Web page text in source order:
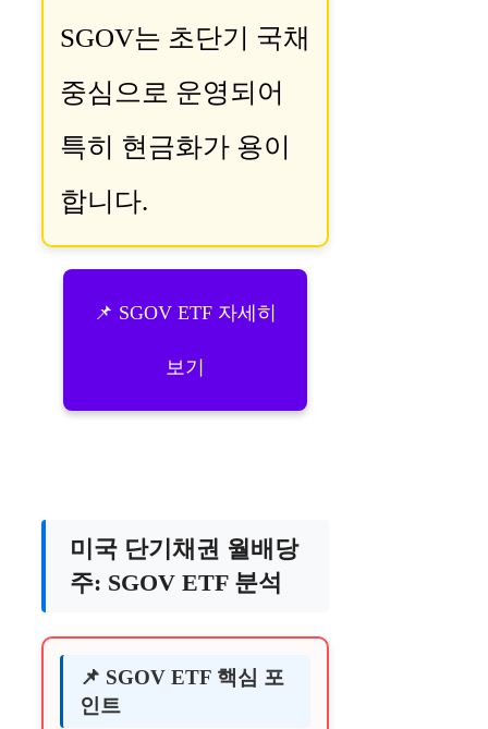
SGOV는 초단기 국채
중심으로 운영되어
특히 현금화가 용이
합니다.
📌 SGOV ETF 자세히
보기
미국 단기채권 월배당
주: SGOV ETF 분석
📌 SGOV ETF 핵심 포
인트